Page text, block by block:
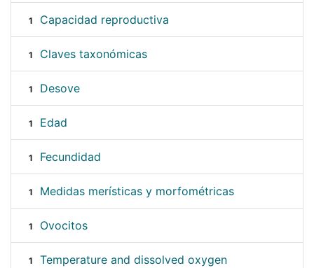
1 Capacidad reproductiva
1 Claves taxonómicas
1 Desove
1 Edad
1 Fecundidad
1 Medidas merísticas y morfométricas
1 Ovocitos
1 Temperature and dissolved oxygen